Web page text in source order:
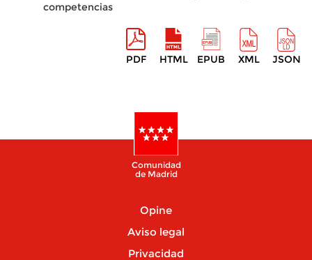
competencias
PDF HTML EPUB XML JSON
Comunidad
de Madrid
Opine
Aviso legal
Privacidad